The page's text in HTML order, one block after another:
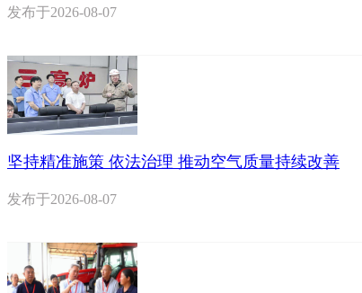
发布于2026-08-07
坚持精准施策 依法治理 推动空气质量持续改善
发布于2026-08-07